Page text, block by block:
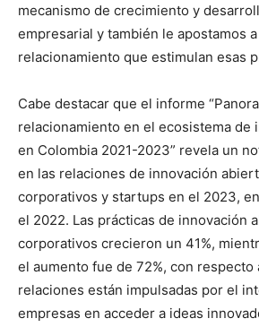
mecanismo de crecimiento y
empresarial y también le apostamos
relacionamiento que estimulan esas
Cabe destacar que el informe
relacionamiento en el ecosistema de
en Colombia 2021-2023” revela un
en las relaciones de innovación
corporativos y startups en el 2023,
el 2022. Las prácticas de innovación
corporativos crecieron un 41%,
el aumento fue de 72%, con respecto
relaciones están impulsadas por el
empresas en acceder a ideas